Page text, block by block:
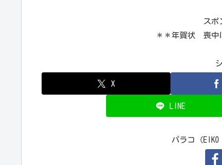
スポ
＊＊年賀状 喪中
X
LINE
パラコ（